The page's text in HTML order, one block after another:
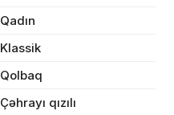
Qadın
Klassik
Qolbaq
Çəhrayı qızılı